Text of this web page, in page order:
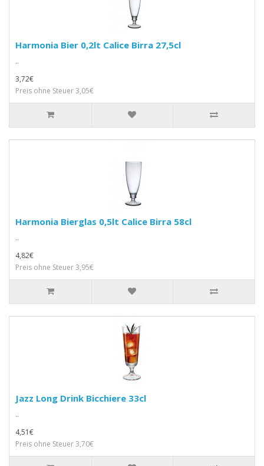
Harmonia Bier 0,2lt Calice Birra 27,5cl
..
3,72€
Preis ohne Steuer 3,05€
Harmonia Bierglas 0,5lt Calice Birra 58cl
..
4,82€
Preis ohne Steuer 3,95€
Jazz Long Drink Bicchiere 33cl
..
4,51€
Preis ohne Steuer 3,70€